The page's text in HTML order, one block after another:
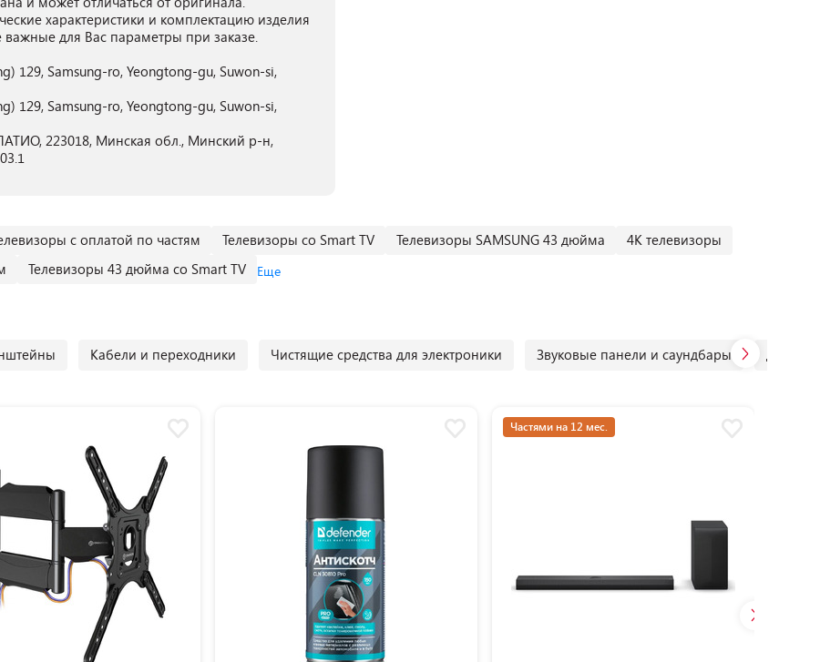
характеристики и комплектацию изделия
для Вас параметры при заказе.
129, Samsung-ro, Yeongtong-gu, Suwon-si,
129, Samsung-ro, Yeongtong-gu, Suwon-si,
223018, Минская обл., Минский р-н,
с оплатой по частям Телевизоры со Smart TV Телевизоры SAMSUNG 43 дюйма
4К телевизоры
Телевизоры 43 дюйма со Smart TV Еще
Кабели и переходники Чистящие средства для электроники Звуковые панели и саундбары
Частями на 12 мес.